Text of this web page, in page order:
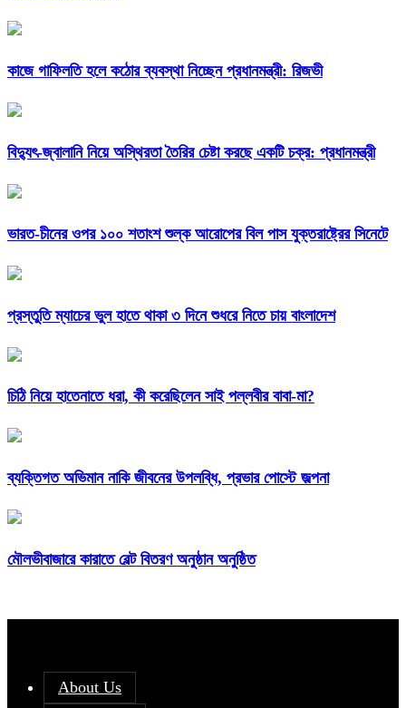
কাজে গাফিলতি হলে কঠোর ব্যবস্থা নিচ্ছেন প্রধানমন্ত্রী: রিজভী
বিদ্যুৎ-জ্বালানি নিয়ে অস্থিরতা তৈরির চেষ্টা করছে একটি চক্র: প্রধানমন্ত্রী
ভারত-চীনের ওপর ১০০ শতাংশ শুল্ক আরোপের বিল পাস যুক্তরাষ্ট্রের সিনেটে
প্রস্তুতি ম্যাচের ভুল হাতে থাকা ৩ দিনে শুধরে নিতে চায় বাংলাদেশ
চিঠি নিয়ে হাতেনাতে ধরা, কী করেছিলেন সাই পল্লবীর বাবা-মা?
ব্যক্তিগত অভিমান নাকি জীবনের উপলব্ধি, প্রভার পোস্টে জল্পনা
মৌলভীবাজারে কারাতে বেল্ট বিতরণ অনুষ্ঠান অনুষ্ঠিত
About Us